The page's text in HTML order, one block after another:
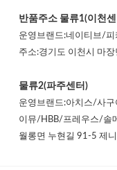
반품주소 물류1(이천
운영브랜드:네이티브/
주소:경기도 이천시 마
물류2(파주센터)
운영브랜드:아치스/사
이뮤/HBB/프레우스/솔
월롱면 누현길 91-5 제